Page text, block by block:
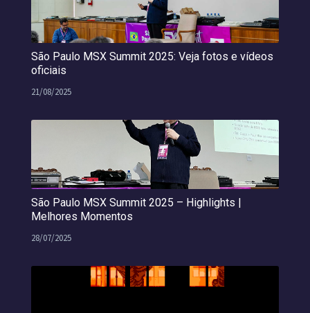
São Paulo MSX Summit 2025: Veja fotos e vídeos
oficiais
21/08/2025
São Paulo MSX Summit 2025 – Highlights |
Melhores Momentos
28/07/2025